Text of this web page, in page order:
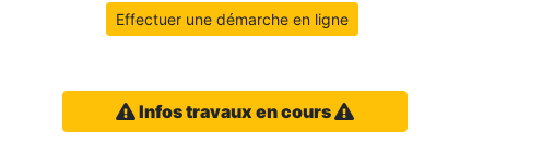
Effectuer une démarche en ligne
Infos travaux en cours